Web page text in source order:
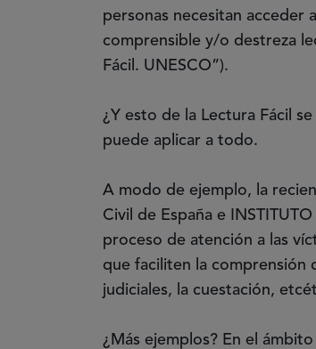
personas necesitan acceder
comprensible y/o destreza
Fácil. UNESCO”).
¿Y esto de la Lectura Fácil
puede aplicar a todo.
A modo de ejemplo, la
Civil de España e
proceso de atención a las
que faciliten la comprensión
judiciales, la cuestación,
¿Más ejemplos? En el